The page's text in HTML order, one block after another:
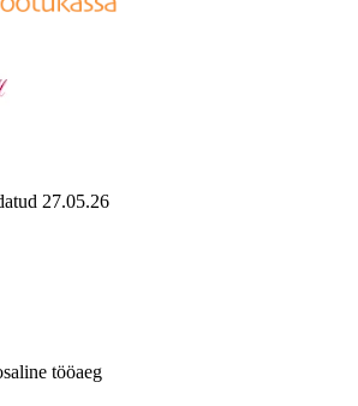
27.05.26
tööaeg